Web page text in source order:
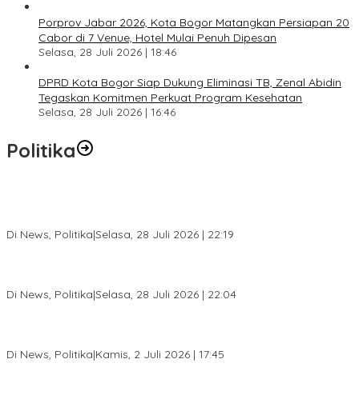
Porprov Jabar 2026, Kota Bogor Matangkan Persiapan 20
Cabor di 7 Venue, Hotel Mulai Penuh Dipesan
Selasa, 28 Juli 2026 | 18:46
DPRD Kota Bogor Siap Dukung Eliminasi TB, Zenal Abidin
Tegaskan Komitmen Perkuat Program Kesehatan
Selasa, 28 Juli 2026 | 16:46
Politika
Di News, Politika|Selasa, 28 Juli 2026 | 22:19
Di News, Politika|Selasa, 28 Juli 2026 | 22:04
Di News, Politika|Kamis, 2 Juli 2026 | 17:45